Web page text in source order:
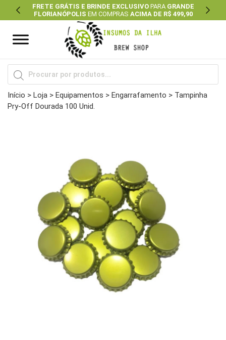
FRETE GRÁTIS E BRINDE EXCLUSIVOPARA GRANDE
FLORIANÓPOLIS EM COMPRAS ACIMA DE R$ 499,90
Previous Next
Pesquisar
produtos
Início > Loja > Equipamentos > Engarrafamento > Tampinha
Pry-Off Dourada 100 Unid.